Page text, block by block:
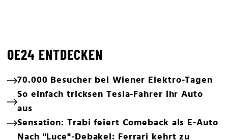
OE24 ENTDECKEN
70.000 Besucher bei Wiener Elektro-Tagen
So einfach tricksen Tesla-Fahrer ihr Auto
aus
Sensation: Trabi feiert Comeback als E-Auto
Nach "Luce"-Debakel: Ferrari kehrt zu